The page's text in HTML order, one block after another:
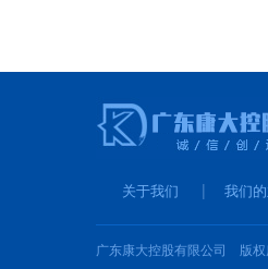
关于我们 我们
广东康大控股有限公司 版权